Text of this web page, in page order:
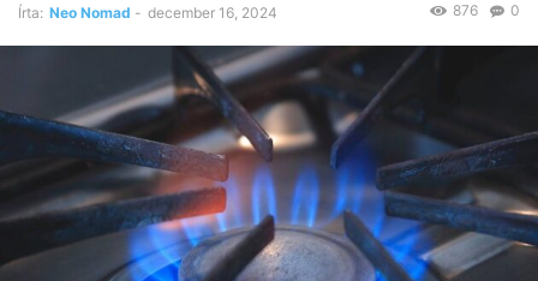
Írta: Neo Nomad - december 16, 2024 0
876